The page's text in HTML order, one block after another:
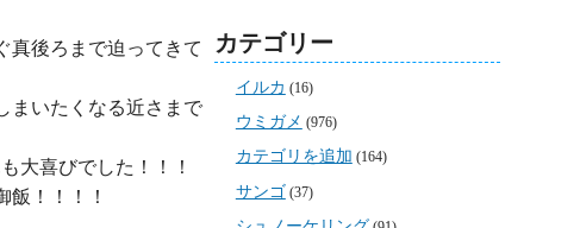
真後ろまで迫ってきて
まいたくなる近さまで
大喜びでした！！！
！！！！
カテゴリー
イルカ (16)
ウミガメ (976)
カテゴリを追加 (164)
サンゴ(37)